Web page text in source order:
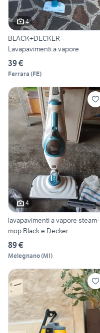
4
BLACK+DECKER -
Lavapavimenti a vapore
39 €
Ferrara (FE)
4
lavapavimenti a vapore steam-
mop Black e Decker
89 €
Melegnano(MI)